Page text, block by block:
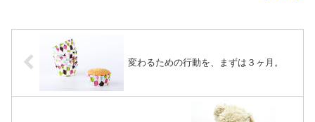
変わるための行動を、まずは３ヶ月。